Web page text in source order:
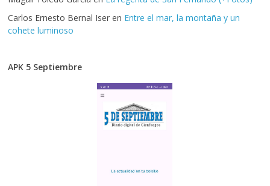
Carlos Ernesto Bernal Iser en Entre el mar, la montaña y un
cohete luminoso
APK 5 Septiembre